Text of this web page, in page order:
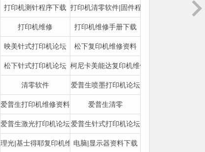
打印机测针程序下载 打印机清零软件|固件程序下载
打印机维修 打印机维修手册下载
映美针式打印机论坛 松下复印机维修资料
松下针式打印机论坛 柯尼卡美能达复印机维修资料
清零软件 爱普生喷墨打印机论坛
爱普生打印机维修资料 爱普生清零
爱普生激光打印机论坛爱普生针式打印机论坛
理光|基士得耶复印机维修资料电脑|显示器资料下载